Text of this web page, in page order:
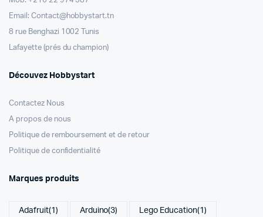
Email: Contact@hobbystart.tn
8 rue Benghazi 1002 Tunis
Lafayette (prés du champion)
Découvez Hobbystart
Contactez Nous
A propos de nous
Politique de remboursement et de retour
Politique de confidentialité
Marques produits
Adafruit(1) Arduino(3) Lego Education(1)